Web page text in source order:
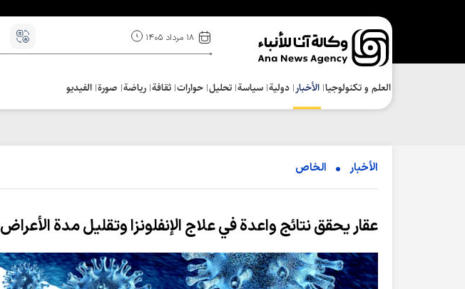
۱۸ مرداد ۱۴۰۵
العلم و تکنولوجیا الأخبار دولية سياسة تحلیل حوارات ثقافة رياضة صورة الفيديو
الأخبار الخاص
عقار يحقق نتائج واعدة في علاج الإنفلونزا وتقليل مدة الأعراض